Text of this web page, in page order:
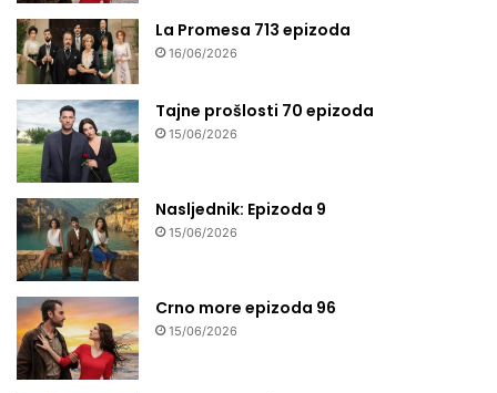
La Promesa 713 epizoda
16/06/2026
Tajne prošlosti 70 epizoda
15/06/2026
Nasljednik: Epizoda 9
15/06/2026
Crno more epizoda 96
15/06/2026